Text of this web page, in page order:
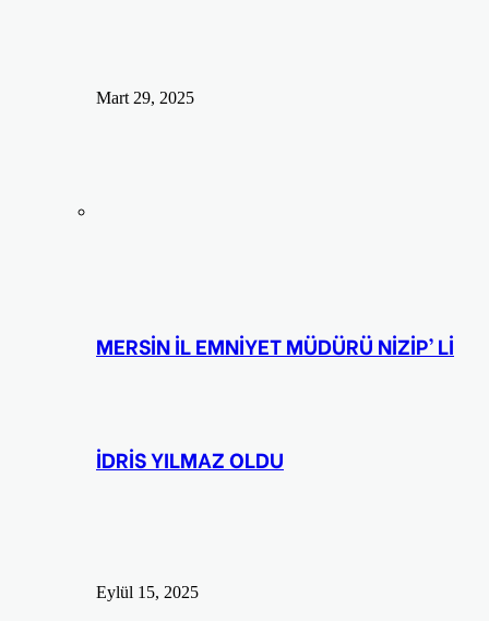
Mart 29, 2025
MERSİN İL EMNİYET MÜDÜRÜ NİZİP’ Lİ
İDRİS YILMAZ OLDU
Eylül 15, 2025